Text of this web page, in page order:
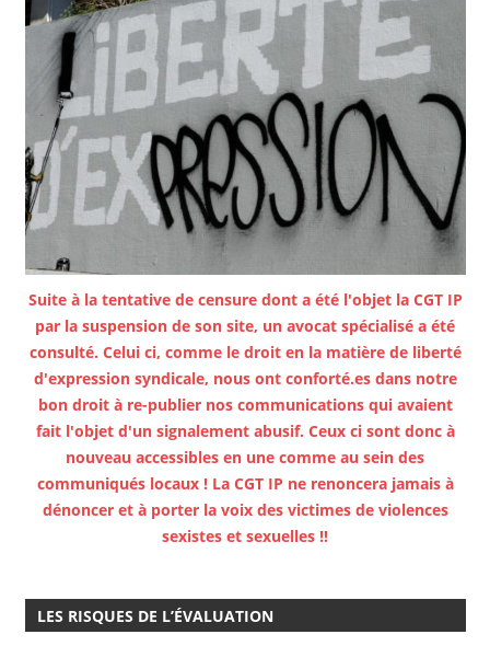
Suite à la tentative de censure dont a été l'objet la CGT IP
par la suspension de son site, un avocat spécialisé a été
consulté. Celui ci, comme le droit en la matière de liberté
d'expression syndicale, nous ont conforté.es dans notre
bon droit à re-publier nos communications qui avaient
fait l'objet d'un signalement abusif. Ceux ci sont donc à
nouveau accessibles en une comme au sein des
communiqués locaux ! La CGT IP ne renoncera jamais à
dénoncer et à porter la voix des victimes de violences
sexistes et sexuelles !!
LES RISQUES DE L’ÉVALUATION